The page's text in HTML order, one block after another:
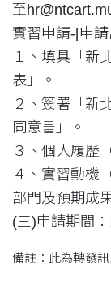
至
實習申請-[申
１、填具「新
表」。
２、簽署「新
同意書」。
３、個人履歷
４、實習動機
部門及預期成
(三)申請期間
備註：此為轉發